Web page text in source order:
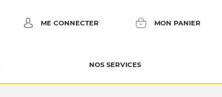
ME CONNECTER MON PANIER
NOS SERVICES